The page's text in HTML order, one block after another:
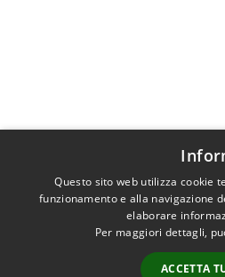
Questo sito web utilizza cookie
funzionamento e alla navigazione
elaborare
Per maggiori dettagli,
ACCETTA